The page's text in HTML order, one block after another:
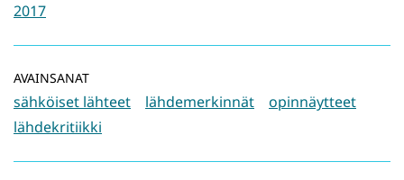
2017
AVAINSANAT
sähköiset lähteet lähdemerkinnät
opinnäytteet
lähdekritiikki